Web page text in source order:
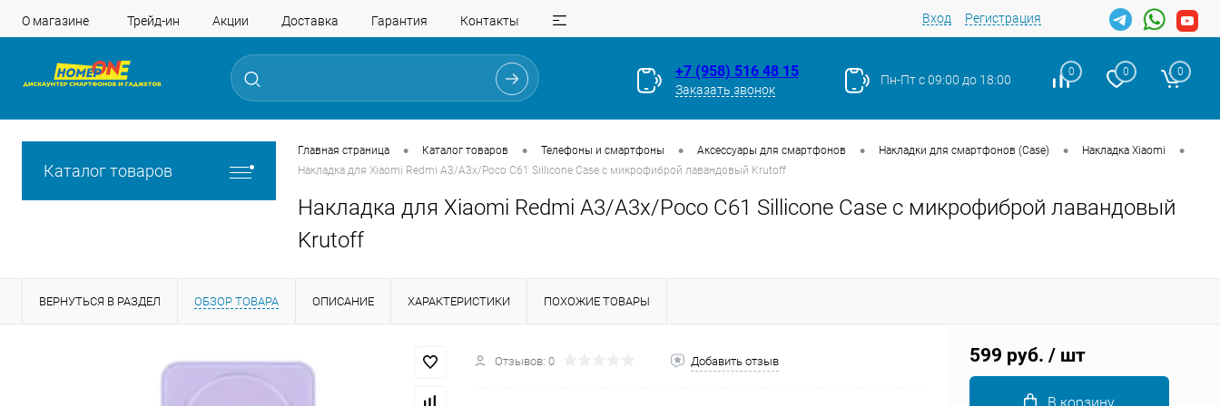
О магазине Трейд-ин Акции Доставка Гарантия Контакты Вход Регистрация
+7 (958) 516 48 15
Заказать звонок
Пн-Пт с 09:00 до 18:00
0 0 0
Каталог товаров
Главная страница • Каталог товаров • Телефоны и смартфоны • Аксессуары для смартфонов • Накладки для смартфонов (Case) • Накладка Xiaomi •
Накладка для Xiaomi Redmi A3/A3x/Poco C61 Sillicone Case с микрофиброй лавандовый Krutoff
Накладка для Xiaomi Redmi A3/A3x/Poco C61 Sillicone Case с микрофиброй лавандовый
Krutoff
ВЕРНУТЬСЯ В РАЗДЕЛ ОБЗОР ТОВАРА ОПИСАНИЕ ХАРАКТЕРИСТИКИ ПОХОЖИЕ ТОВАРЫ
Отзывов: 0 Добавить отзыв 599 руб. / шт